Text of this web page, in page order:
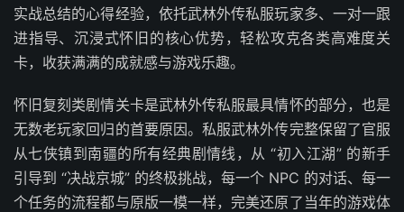
实战总结的心得经验，依托武林外传私服玩家多、一对一跟
进指导、沉浸式怀旧的核心优势，轻松攻克各类高难度关
卡，收获满满的成就感与游戏乐趣。
怀旧复刻类剧情关卡是武林外传私服最具情怀的部分，也是
无数老玩家回归的首要原因。私服武林外传完整保留了官服
从七侠镇到南疆的所有经典剧情线，从 “初入江湖” 的新手
引导到 “决战京城” 的终极挑战，每一个 NPC 的对话、每一
个任务的流程都与原版一模一样，完美还原了当年的游戏体